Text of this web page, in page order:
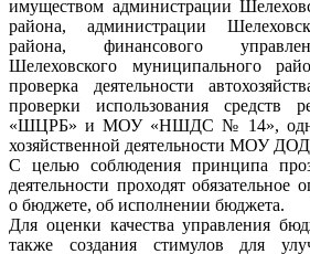
имуществом администрации
района, администрации
района, финансового
Шелеховского муниципального
проверка деятельности
проверки использования средств
«ШЦРБ» и МОУ «НШДС № 14», одна
хозяйственной деятельности МОУ
С целью соблюдения принципа
деятельности проходят обязательное
о бюджете, об исполнении бюджета.
Для оценки качества управления
также создания стимулов для